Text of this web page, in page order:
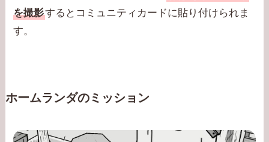
を撮影するとコミュニティカードに貼り付けられま
す。
ホームランダのミッション